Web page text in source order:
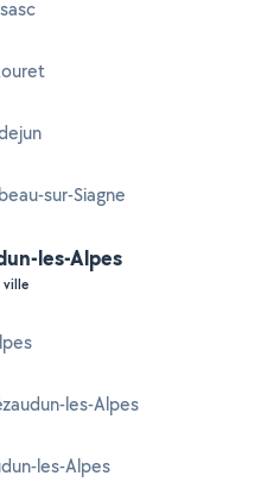
sur-Siagne
les-Alpes
ville
les-Alpes
les-Alpes